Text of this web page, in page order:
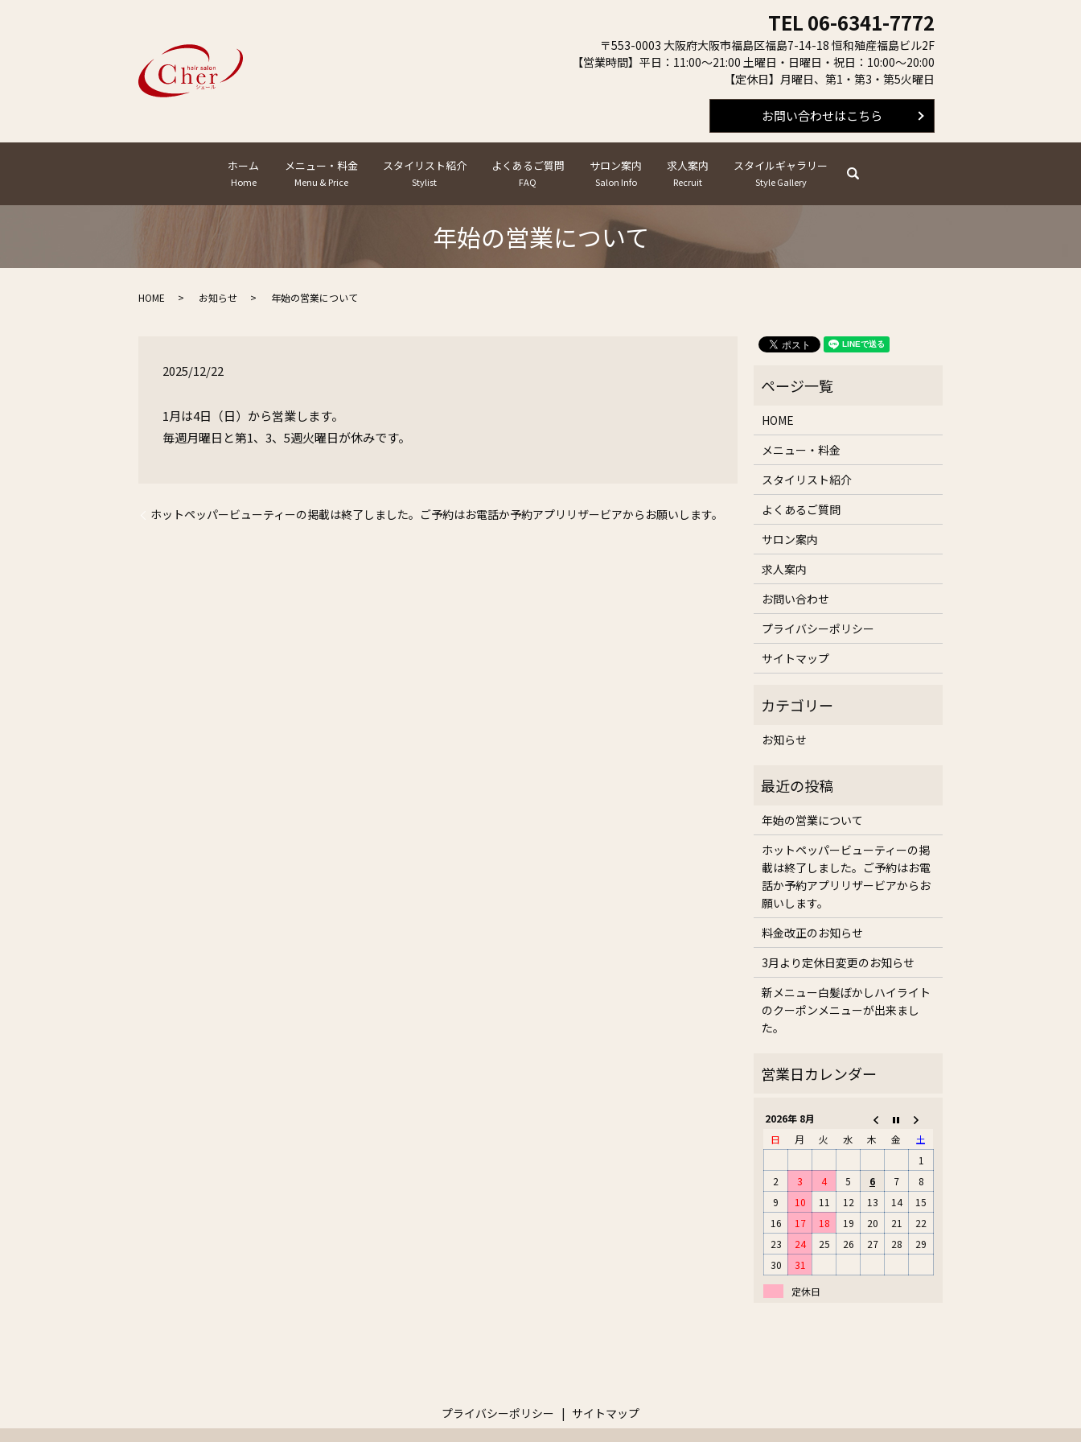
ホーム
Home
メニュー・料金
Menu & Price
スタイリスト紹介
Stylist
よくあるご質問
FAQ
サロン案内
Salon Info
求人案内
Recruit
スタイルギャラリー
Style Gallery
search
TEL 06-6341-7772
〒553-0003 大阪府大阪市福島区福島7-14-18 恒和殖産福島ビル2F
【営業時間】平日：11:00～21:00 土曜日・日曜日・祝日：10:00～20:00
【定休日】月曜日、第1・第3・第5火曜日
お問い合わせはこちら
年始の営業について
HOME お知らせ 年始の営業について
2025/12/22
1月は4日（日）から営業します。
毎週月曜日と第1、3、5週火曜日が休みです。
ホットペッパービューティーの掲載は終了しました。ご予約はお電話か予約アプリリザービアからお願いします。
HOME
メニュー・料金
スタイリスト紹介
よくあるご質問
サロン案内
求人案内
お問い合わせ
プライバシーポリシー
サイトマップ
お知らせ
年始の営業について
ホットペッパービューティーの掲
載は終了しました。ご予約はお電
話か予約アプリリザービアからお
願いします。
料金改正のお知らせ
3月より定休日変更のお知らせ
新メニュー白髪ぼかしハイライト
のクーポンメニューが出来まし
た。
2026年 8月
日
月 火 水 木 金
土
1
2
3 4 5 6 7
8
9
10 11 12 13 14
15
16
17 18 19 20 21
22
23
24 25 26 27 28
29
30
31
定休日
プライバシーポリシー サイトマップ